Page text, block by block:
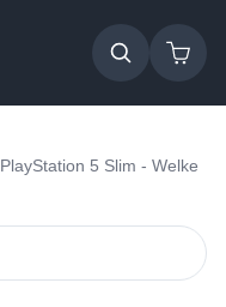
5 Slim - Welke